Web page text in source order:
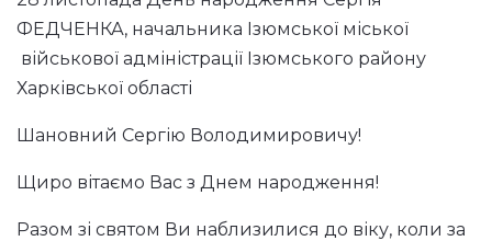
ФЕДЧЕНКА, начальника Ізюмської міської
військової адміністрації Ізюмського району
Харківської області
Шановний Сергію Володимировичу!
Щиро вітаємо Вас з Днем народження!
Разом зі святом Ви наблизилися до віку, коли за